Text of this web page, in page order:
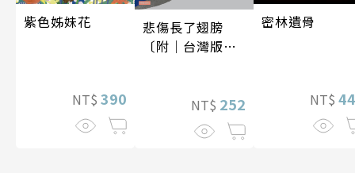
紫色姊妹花
NT$ 390
悲傷長了翅膀
〔附｜台灣版獨
NT$ 252
密林遺骨
NT$